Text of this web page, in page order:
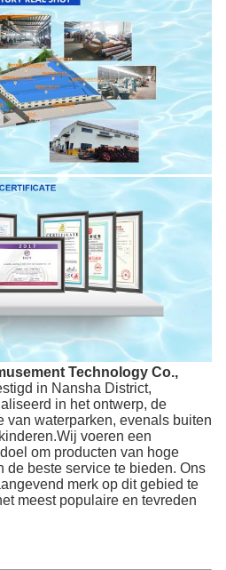
Technology Co.,
in Nansha District,
in het ontwerp, de
van waterparken, evenals buiten
voeren een
om producten van hoge
de beste service te bieden. Ons
merk op dit gebied te
meest populaire en tevreden